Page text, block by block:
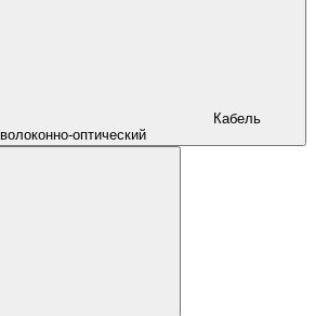
Кабель
волоконно-оптический